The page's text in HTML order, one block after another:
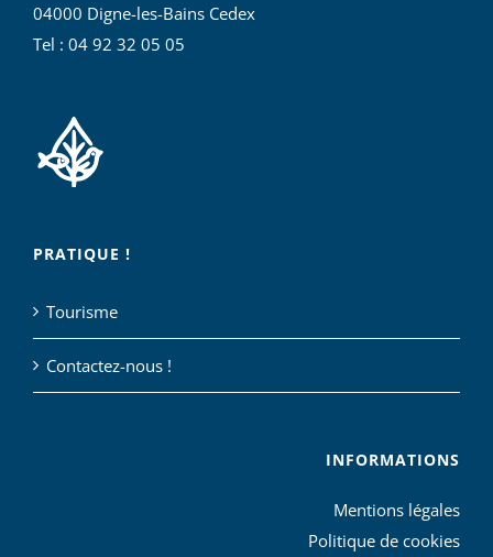
04000 Digne-les-Bains Cedex
Tel : 04 92 32 05 05
PRATIQUE !
Tourisme
Contactez-nous !
INFORMATIONS
Mentions légales
Politique de cookies